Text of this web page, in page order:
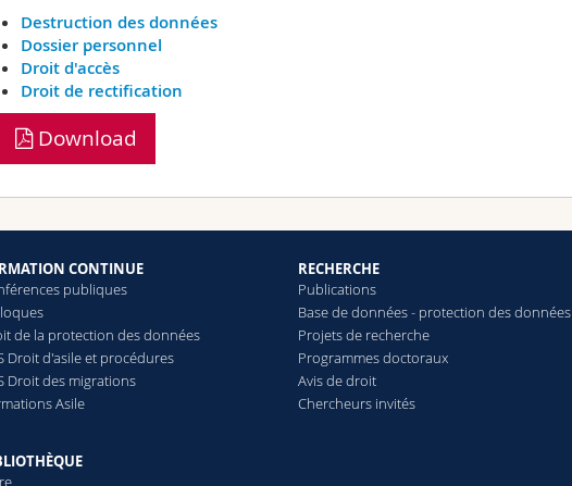
Destruction des données
Dossier personnel
Droit d'accès
Droit de rectification
Download
CONTINUE
publiques
de la protection des données
Droit d'asile et procédures
Droit des migrations
Asile
RECHERCHE
Publications
Base de données - protection des données
Projets de recherche
Programmes doctoraux
Avis de droit
Chercheurs invités